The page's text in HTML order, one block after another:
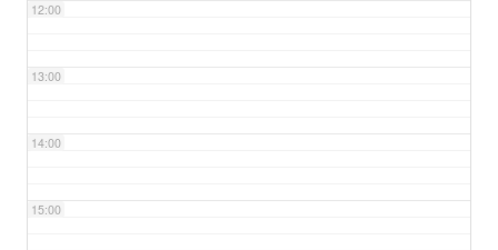
12:00
13:00
14:00
15:00